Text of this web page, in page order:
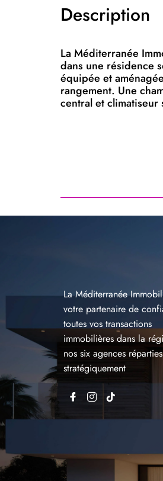
Description
La Méditerranée
dans une résidence
équipée et
rangement. Une
central et
La Méditerranée
votre partenaire de
toutes vos transactions
immobilières dans la
nos six agences réparties
stratégiquement